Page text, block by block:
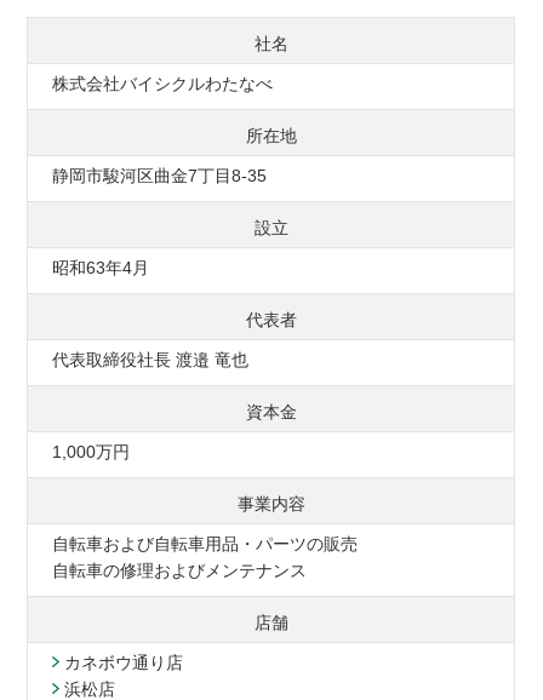
社名
株式会社バイシクルわたなべ
所在地
静岡市駿河区曲金7丁目8-35
設立
昭和63年4月
代表者
代表取締役社長 渡邉 竜也
資本金
1,000万円
事業内容
自転車および自転車用品・パーツの販売
自転車の修理およびメンテナンス
店舗
カネボウ通り店
浜松店